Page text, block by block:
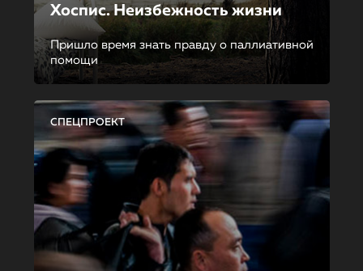
Хоспис. Неизбежность жизни
Пришло время знать правду о паллиативной
помощи
СПЕЦПРОЕКТ